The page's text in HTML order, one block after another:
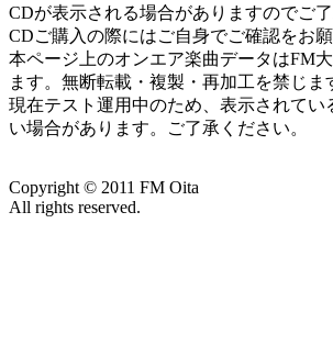
CDが表示される場合がありますのでご了
CDご購入の際にはご自身でご確認をお願
本ページ上のオンエア楽曲データはFM
ます。無断転載・複製・再加工を禁じま
現在テスト運用中のため、表示されてい
い場合があります。ご了承ください。
Copyright © 2011 FM Oita
All rights reserved.